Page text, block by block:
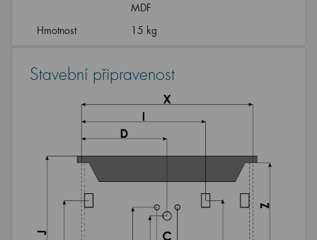
MDF
Hmotnost
15 kg
Stavební připravenost